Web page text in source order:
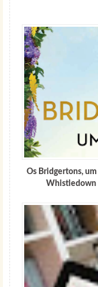
Os Bridgertons,
Whistledown